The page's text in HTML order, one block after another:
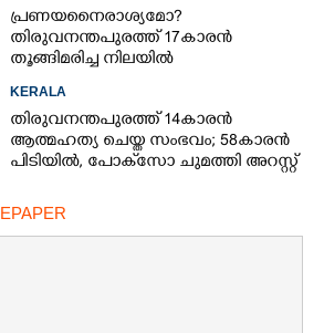
പ്രണയനെെരാശ്യമോ?
തിരുവനന്തപുരത്ത് 17കാരൻ
തൂങ്ങിമരിച്ച നിലയിൽ
KERALA
തിരുവനന്തപുരത്ത് 14കാരൻ
ആത്മഹത്യ ചെയ്ത സംഭവം; 58കാരൻ
പിടിയിൽ, പോക്‌സോ ചുമത്തി അറസ്റ്റ്
EPAPER